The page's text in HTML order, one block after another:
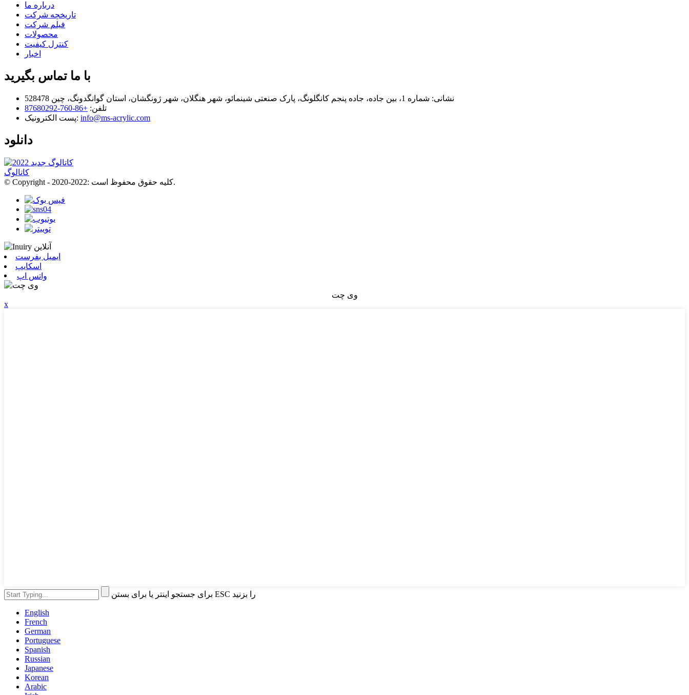
درباره ما
تاریخچه شرکت
فیلم شرکت
محصولات
کنترل کیفیت
اخبار
با ما تماس بگیرید
نشانی: شماره 1، بین جاده، جاده پنجم کانگلونگ، پارک صنعتی شینمائو، شهر هنگلان، شهر ژونگشان، استان گوانگدونگ، چین 528478
تلفن: +86-760-87680292
پست الکترونیک: info@ms-acrylic.com
دانلود
کاتالوگ
© Copyright - 2020-2022: کلیه حقوق محفوظ است.
ایمیل بفرست
اسکایپ
واتس اپ
وی چت
x
برای جستجو اینتر یا برای بستن ESC را بزنید
English
French
German
Portuguese
Spanish
Russian
Japanese
Korean
Arabic